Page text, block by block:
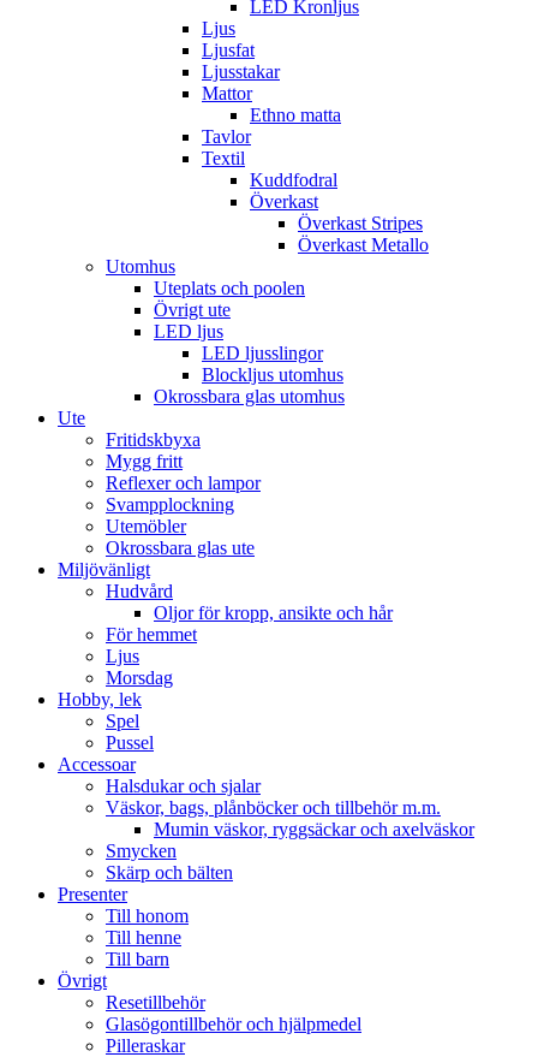
LED Kronljus
Ljus
Ljusfat
Ljusstakar
Mattor
Ethno matta
Tavlor
Textil
Kuddfodral
Överkast
Överkast Stripes
Överkast Metallo
Utomhus
Uteplats och poolen
Övrigt ute
LED ljus
LED ljusslingor
Blockljus utomhus
Okrossbara glas utomhus
Ute
Fritidskbyxa
Mygg fritt
Reflexer och lampor
Svampplockning
Utemöbler
Okrossbara glas ute
Miljövänligt
Hudvård
Oljor för kropp, ansikte och hår
För hemmet
Ljus
Morsdag
Hobby, lek
Spel
Pussel
Accessoar
Halsdukar och sjalar
Väskor, bags, plånböcker och tillbehör m.m.
Mumin väskor, ryggsäckar och axelväskor
Smycken
Skärp och bälten
Presenter
Till honom
Till henne
Till barn
Övrigt
Resetillbehör
Glasögontillbehör och hjälpmedel
Pilleraskar